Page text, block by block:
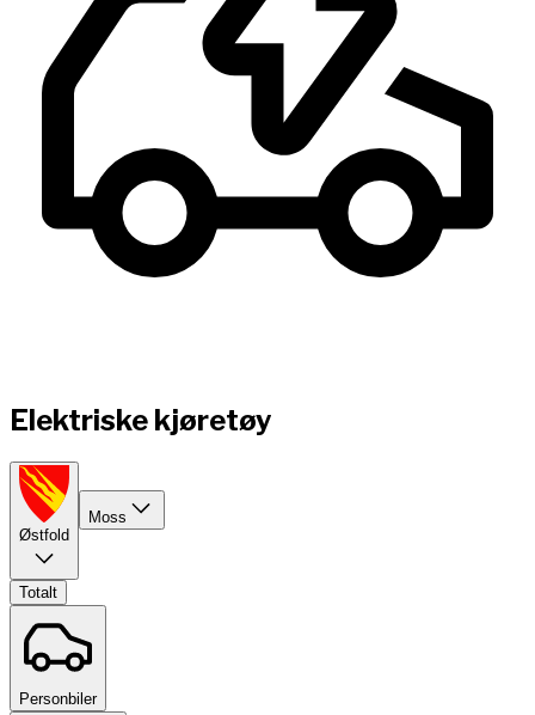
Elektriske kjøretøy
Østfold
Moss
Totalt
Personbiler